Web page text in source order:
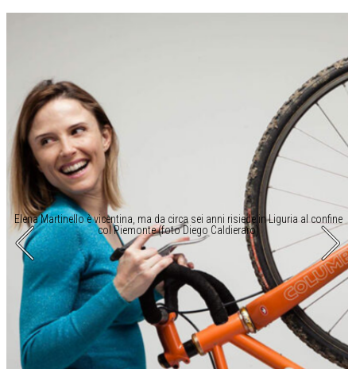
Elena Martinello è vicentina, ma da circa sei anni risiede in Liguria al confine
col Piemonte (foto Diego Caldieraro)